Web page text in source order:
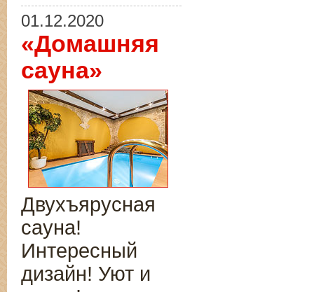
01.12.2020
«Домашняя
сауна»
Двухъярусная
сауна!
Интересный
дизайн! Уют и